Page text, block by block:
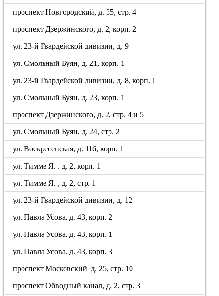
проспект Новгородский, д. 35, стр. 4
проспект Дзержинского, д. 2, корп. 2
ул. 23-й Гвардейской дивизии, д. 9
ул. Смольный Буян, д. 21, корп. 1
ул. 23-й Гвардейской дивизии, д. 8, корп. 1
ул. Смольный Буян, д. 23, корп. 1
проспект Дзержинского, д. 2, стр. 4 и 5
ул. Смольный Буян, д. 24, стр. 2
ул. Воскресенская, д. 116, корп. 1
ул. Тимме Я. , д. 2, корп. 1
ул. Тимме Я. , д. 2, стр. 1
ул. 23-й Гвардейской дивизии, д. 12
ул. Павла Усова, д. 43, корп. 2
ул. Павла Усова, д. 43, корп. 1
ул. Павла Усова, д. 43, корп. 3
проспект Московский, д. 25, стр. 10
проспект Обводный канал, д. 2, стр. 3